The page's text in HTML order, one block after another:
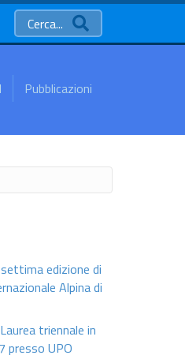
Cerca...
Pubblicazioni
edizione di
Alpina di
triennale in
presso UPO